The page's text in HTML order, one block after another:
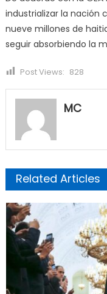
industrializar la nación
nueve millones de
seguir absorbiendo la
Post Views: 828
MC
Related Articles